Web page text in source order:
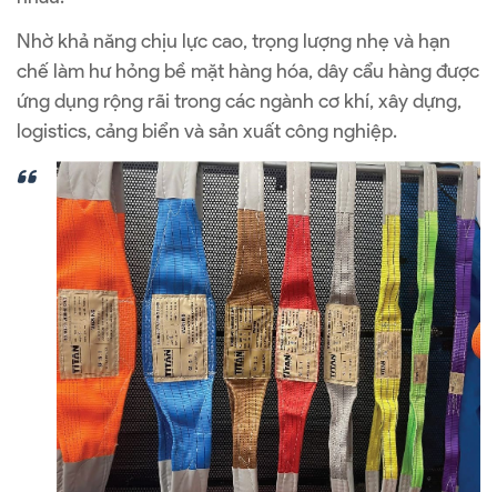
Nhờ khả năng chịu lực cao, trọng lượng nhẹ và hạn
chế làm hư hỏng bề mặt hàng hóa, dây cẩu hàng được
ứng dụng rộng rãi trong các ngành cơ khí, xây dựng,
logistics, cảng biển và sản xuất công nghiệp.